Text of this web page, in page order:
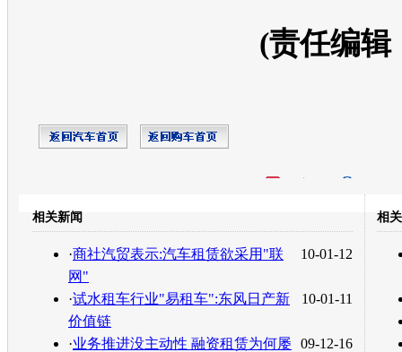
(责任编辑
转发至：
相关新闻
10-01-12
·商社汽贸表示:汽车租赁欲采用"联
网"
10-01-11
·试水租车行业"易租车":东风日产新
价值链
09-12-16
·业务推进没主动性 融资租赁为何屡
相